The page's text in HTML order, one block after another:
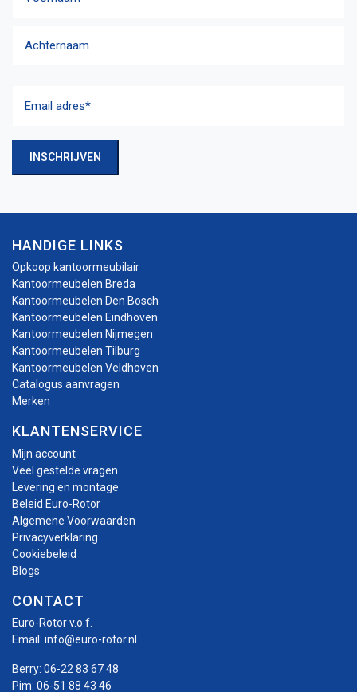
adres(Vereist)
INSCHRIJVEN
HANDIGE LINKS
Opkoop kantoormeubilair
Kantoormeubelen Breda
Kantoormeubelen Den Bosch
Kantoormeubelen Eindhoven
Kantoormeubelen Nijmegen
Kantoormeubelen Tilburg
Kantoormeubelen Veldhoven
Catalogus aanvragen
Merken
KLANTENSERVICE
Mijn account
Veel gestelde vragen
Levering en montage
Beleid Euro-Rotor
Algemene Voorwaarden
Privacyverklaring
Cookiebeleid
Blogs
CONTACT
Euro-Rotor v.o.f.
Email: info@euro-rotor.nl
Berry: 06-22 83 67 48
Pim: 06-51 88 43 46